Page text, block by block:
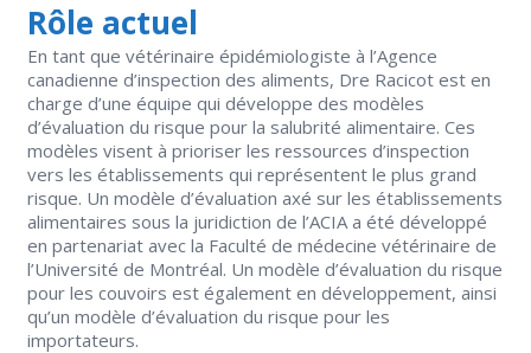
Rôle actuel
En tant que vétérinaire épidémiologiste à l’Agence
canadienne d’inspection des aliments, Dre Racicot est en
charge d’une équipe qui développe des modèles
d’évaluation du risque pour la salubrité alimentaire. Ces
modèles visent à prioriser les ressources d’inspection
vers les établissements qui représentent le plus grand
risque. Un modèle d’évaluation axé sur les établissements
alimentaires sous la juridiction de l’ACIA a été développé
en partenariat avec la Faculté de médecine vétérinaire de
l’Université de Montréal. Un modèle d’évaluation du risque
pour les couvoirs est également en développement, ainsi
qu’un modèle d’évaluation du risque pour les
importateurs.